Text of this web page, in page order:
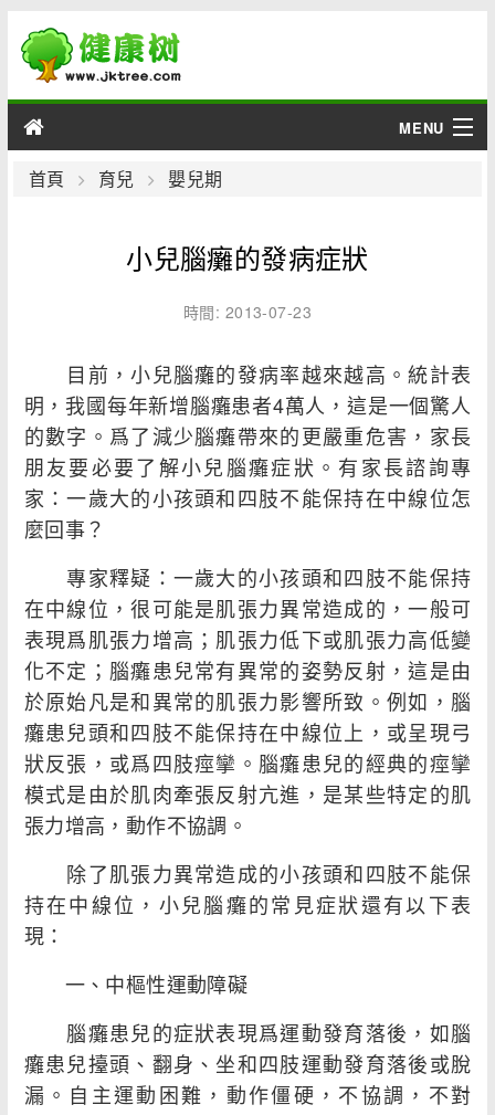
MENU
男性
綜合
疾病
首頁 育兒 嬰兒期
小兒腦癱的發病症狀
時間: 2013-07-23
目前，小兒腦癱的發病率越來越高。統計表
明，我國每年新增腦癱患者4萬人，這是一個驚人
的數字。爲了減少腦癱帶來的更嚴重危害，家長
朋友要必要了解小兒腦癱症狀。有家長諮詢專
家：一歲大的小孩頭和四肢不能保持在中線位怎
麼回事？
專家釋疑：一歲大的小孩頭和四肢不能保持
在中線位，很可能是肌張力異常造成的，一般可
表現爲肌張力增高；肌張力低下或肌張力高低變
化不定；腦癱患兒常有異常的姿勢反射，這是由
於原始凡是和異常的肌張力影響所致。例如，腦
癱患兒頭和四肢不能保持在中線位上，或呈現弓
狀反張，或爲四肢痙攣。腦癱患兒的經典的痙攣
模式是由於肌肉牽張反射亢進，是某些特定的肌
張力增高，動作不協調。
除了肌張力異常造成的小孩頭和四肢不能保
持在中線位，小兒腦癱的常見症狀還有以下表
現：
一、中樞性運動障礙
腦癱患兒的症狀表現爲運動發育落後，如腦
癱患兒擡頭、翻身、坐和四肢運動發育落後或脫
漏。自主運動困難，動作僵硬，不協調，不對